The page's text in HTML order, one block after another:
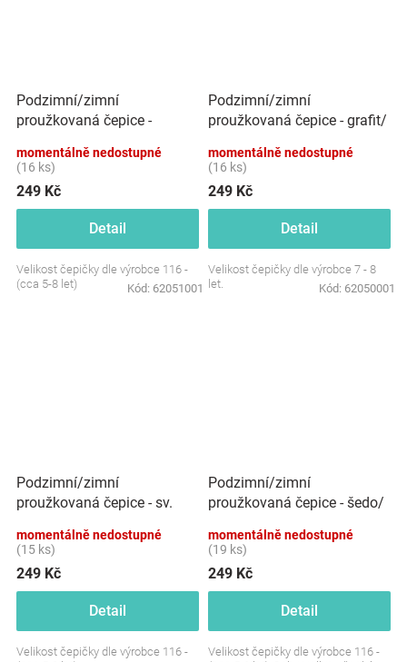
Podzimní/zimní
proužkovaná čepice -
momentálně nedostupné
(16 ks)
249 Kč
Detail
Velikost čepičky dle výrobce 116 -
(cca 5-8 let)
Kód: 62051001
Podzimní/zimní
proužkovaná čepice - grafit/
momentálně nedostupné
(16 ks)
249 Kč
Detail
Velikost čepičky dle výrobce 7 - 8
let.
Kód: 62050001
Podzimní/zimní
proužkovaná čepice - sv.
momentálně nedostupné
(15 ks)
249 Kč
Detail
Velikost čepičky dle výrobce 116 -
Podzimní/zimní
proužkovaná čepice - šedo/
momentálně nedostupné
(19 ks)
249 Kč
Detail
Velikost čepičky dle výrobce 116 -